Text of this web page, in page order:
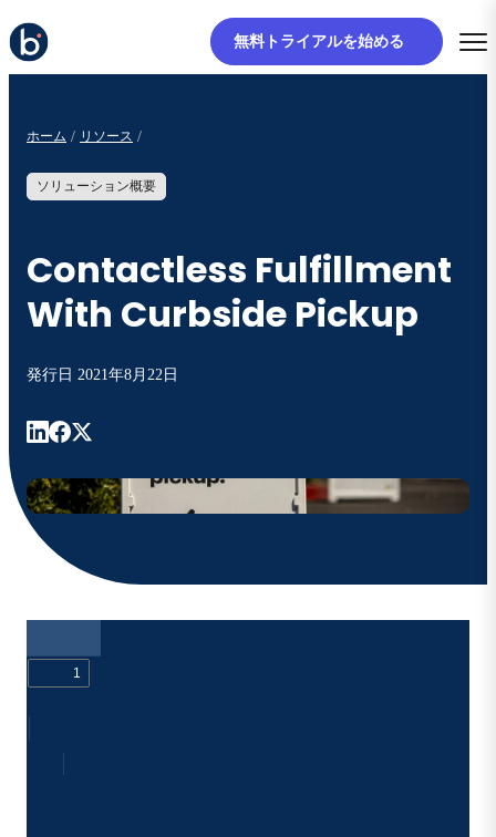
無料トライアルを始める
ホーム リソース
ソリューション概要
Contactless Fulfillment
With Curbside Pickup
発行日 2021年8月22日